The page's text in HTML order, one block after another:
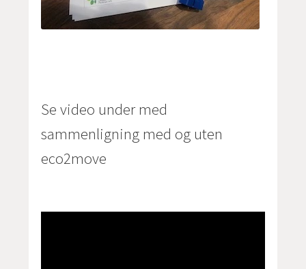
Se video under med
sammenligning med og uten
eco2move